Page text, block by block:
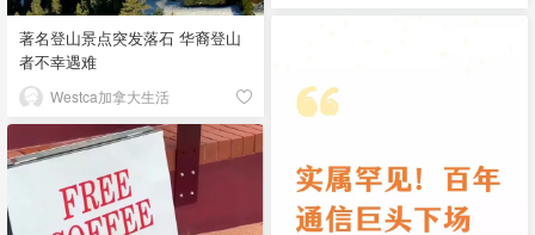
著名登山景点突发落石 华裔登山
者不幸遇难
Westca加拿大生活